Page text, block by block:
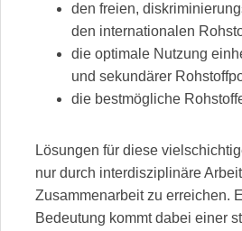
den freien,
den internationalen
die optimale Nutzung
und sekundärer
die bestmögliche
Lösungen für diese
nur durch interdisziplinäre
Zusammenarbeit zu erreichen.
Bedeutung kommt dabei einer